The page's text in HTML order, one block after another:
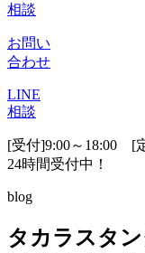
相談
お問い
合わせ
LINE
相談
[受付]9:00～18:00 [
24時間受付中！
blog
タカラスタ